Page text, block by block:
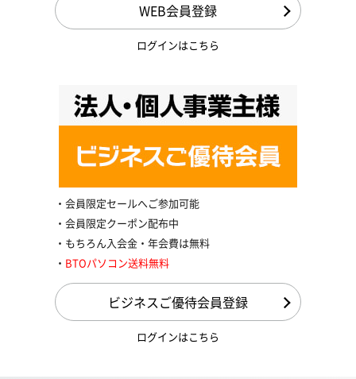
WEB会員登録
ログインはこちら
会員限定セールへご参加可能
会員限定クーポン配布中
もちろん入会金・年会費は無料
BTOパソコン送料無料
ビジネスご優待会員登録
ログインはこちら